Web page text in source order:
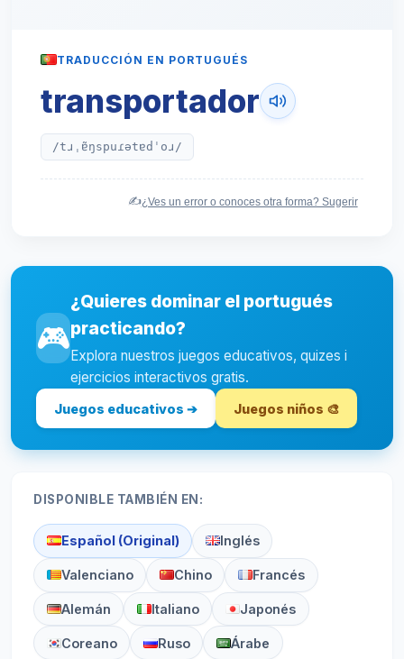
TRADUCCIÓN EN PORTUGUÉS
transportador
/tɹˌɐ̃ŋspuɾətɐdˈoɹ/
✍️¿Ves un error o conoces otra forma? Sugerir
🎮
¿Quieres dominar el portugués
practicando?
Explora nuestros juegos educativos, quizes i
ejercicios interactivos gratis.
Juegos educativos ➔ Juegos niños 🎨
DISPONIBLE TAMBIÉN EN:
Español (Original) Inglés
Valenciano Chino Francés
Alemán Italiano Japonés
Coreano Ruso Árabe